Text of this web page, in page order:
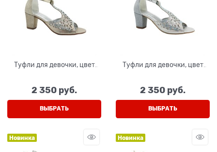
Туфли для девочки, цвет
перемычкой
2 350 руб.
ВЫБРАТЬ
Туфли для девочки, цвет
перемычкой
2 350 руб.
ВЫБРАТЬ
Новинка Новинка